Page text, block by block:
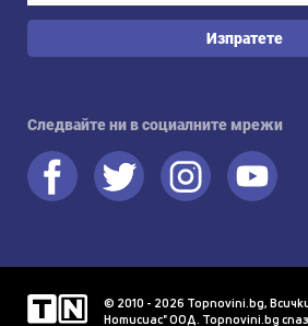
Изпратете
Следвайте ни в социалните мрежи
© 2010 - 2026 Topnovini.bg,
Нотисиас" ООД. Topnovini.bg